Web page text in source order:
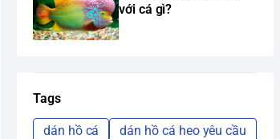
với cá gì?
Tags
dán hồ cá
dán hồ cá heo yêu cầu